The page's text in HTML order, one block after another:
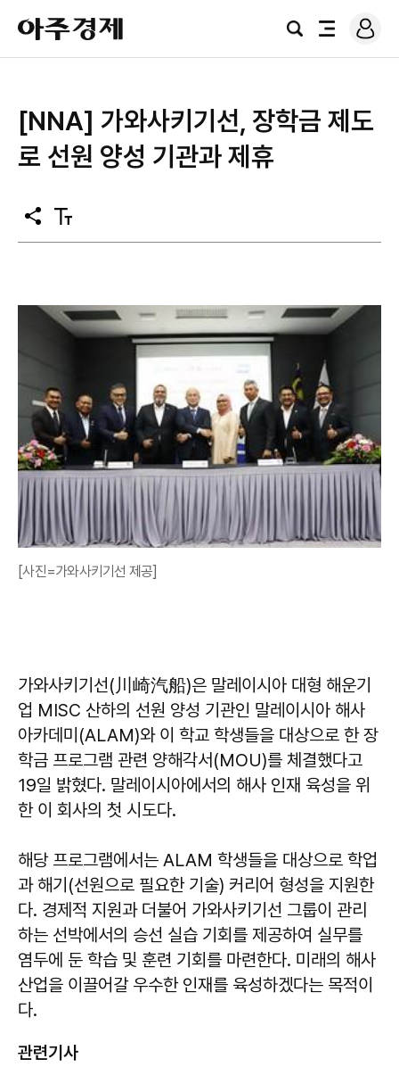
아
주
경
검
전
로
그
[NNA] 가와사키기선, 장학금 제도
로 선원 양성 기관과 제휴
공
유
텍
스
[사진=가와사키기선 제공]
가와사키기선(川崎汽船)은 말레이시아 대형 해운기
업 MISC 산하의 선원 양성 기관인 말레이시아 해사
아카데미(ALAM)와 이 학교 학생들을 대상으로 한 장
학금 프로그램 관련 양해각서(MOU)를 체결했다고
19일 밝혔다. 말레이시아에서의 해사 인재 육성을 위
한 이 회사의 첫 시도다.
해당 프로그램에서는 ALAM 학생들을 대상으로 학업
과 해기(선원으로 필요한 기술) 커리어 형성을 지원한
다. 경제적 지원과 더불어 가와사키기선 그룹이 관리
하는 선박에서의 승선 실습 기회를 제공하여 실무를
염두에 둔 학습 및 훈련 기회를 마련한다. 미래의 해사
산업을 이끌어갈 우수한 인재를 육성하겠다는 목적이
다.
관련기사